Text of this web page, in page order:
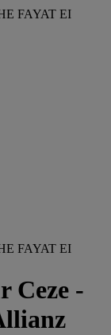
FAYAT EI
FAYAT EI
Ceze -